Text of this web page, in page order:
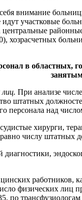
внимание
участковые
хозрасчетных
в
При анализе
штатных
персонала над
хирурги,
числу штатных
физических лиц
по